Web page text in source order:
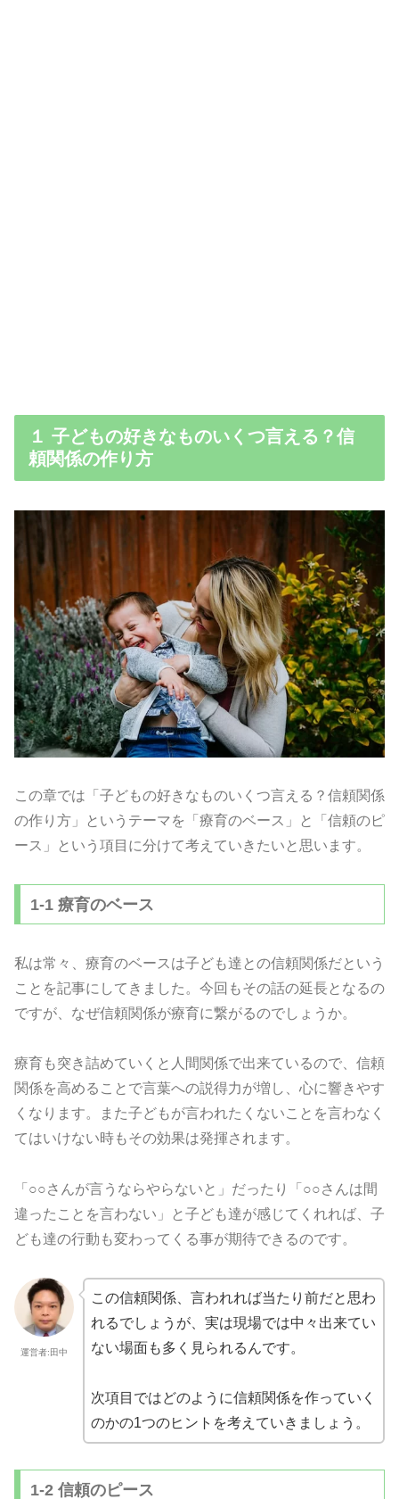
１ 子どもの好きなものいくつ言える？信
頼関係の作り方
この章では「子どもの好きなものいくつ言える？信頼関係
の作り方」というテーマを「療育のベース」と「信頼のピ
ース」という項目に分けて考えていきたいと思います。
1-1 療育のベース
私は常々、療育のベースは子ども達との信頼関係だという
ことを記事にしてきました。今回もその話の延長となるの
ですが、なぜ信頼関係が療育に繋がるのでしょうか。
療育も突き詰めていくと人間関係で出来ているので、信頼
関係を高めることで言葉への説得力が増し、心に響きやす
くなります。また子どもが言われたくないことを言わなく
てはいけない時もその効果は発揮されます。
「○○さんが言うならやらないと」だったり「○○さんは間
違ったことを言わない」と子ども達が感じてくれれば、子
ども達の行動も変わってくる事が期待できるのです。
運営者:田中
この信頼関係、言われれば当たり前だと思わ
れるでしょうが、実は現場では中々出来てい
ない場面も多く見られるんです。
次項目ではどのように信頼関係を作っていく
のかの1つのヒントを考えていきましょう。
1-2 信頼のピース